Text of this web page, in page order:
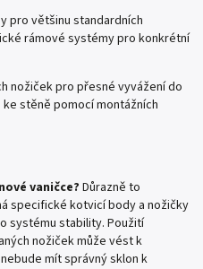
pro většinu standardních
rámové systémy pro konkrétní
nožiček pro přesné vyvážení do
stěně pomocí montážních
vaničce? Důrazně to
specifické kotvicí body a nožičky
systému stability. Použití
nožiček může vést k
mít správný sklon k